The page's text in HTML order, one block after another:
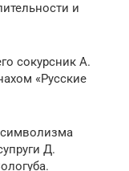
и
сокурсник А.
«Русские
Д.